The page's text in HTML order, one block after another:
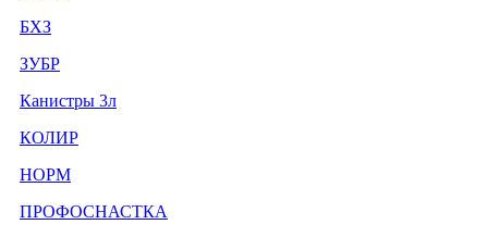
БХЗ
ЗУБР
Канистры 3л
КОЛИР
НОРМ
ПРОФОСНАСТКА